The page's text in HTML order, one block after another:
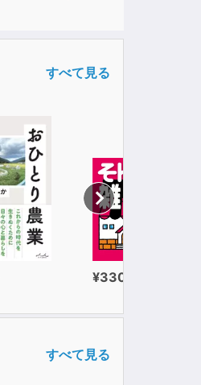
すべて見る
¥330
すべて見る